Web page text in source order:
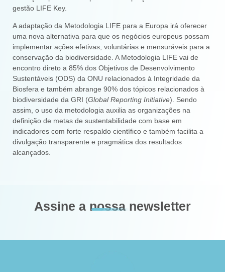
gestão LIFE Key.
A adaptação da Metodologia LIFE para a Europa irá oferecer
uma nova alternativa para que os negócios europeus possam
implementar ações efetivas, voluntárias e mensuráveis para a
conservação da biodiversidade. A Metodologia LIFE vai de
encontro direto a 85% dos Objetivos de Desenvolvimento
Sustentáveis (ODS) da ONU relacionados à Integridade da
Biosfera e também abrange 90% dos tópicos relacionados à
biodiversidade da GRI (Global Reporting Initiative). Sendo
assim, o uso da metodologia auxilia as organizações na
definição de metas de sustentabilidade com base em
indicadores com forte respaldo científico e também facilita a
divulgação transparente e pragmática dos resultados
alcançados.
Assine a nossa newsletter